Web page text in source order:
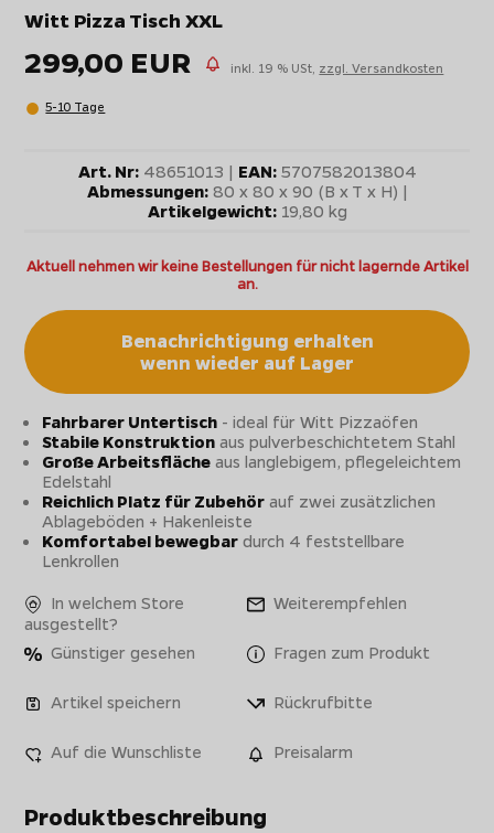
Witt Pizza Tisch XXL
299,00 EUR inkl. 19 % USt, zzgl. Versandkosten
5-10 Tage
Art. Nr:48651013 | EAN:5707582013804
Abmessungen:80 x 80 x 90 (B x T x H) |
Artikelgewicht:19,80 kg
Aktuell nehmen wir keine Bestellungen für nicht lagernde Artikel
an.
Benachrichtigung erhalten
wenn wieder auf Lager
Fahrbarer Untertisch - ideal für Witt Pizzaöfen
Stabile Konstruktion aus pulverbeschichtetem Stahl
Große Arbeitsfläche aus langlebigem, pflegeleichtem
Edelstahl
Reichlich Platz für Zubehör auf zwei zusätzlichen
Ablageböden + Hakenleiste
Komfortabel bewegbar durch 4 feststellbare
Lenkrollen
In welchem Store
ausgestellt?
Weiterempfehlen
Günstiger gesehen Fragen zum Produkt
Artikel speichern Rückrufbitte
Auf die Wunschliste Preisalarm
Produktbeschreibung